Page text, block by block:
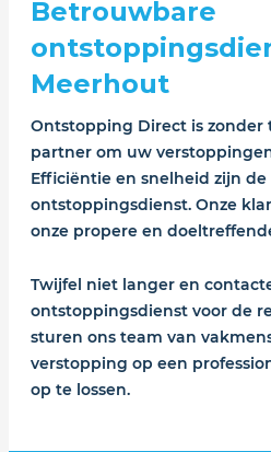
Betrouwbare
Meerhout
Ontstopping Direct is zonder
partner om uw
Efficiëntie en snelheid zijn
ontstoppingsdienst. Onze
onze propere en
Twijfel niet langer en
ontstoppingsdienst voor de
sturen ons team van
verstopping op een
op te lossen.